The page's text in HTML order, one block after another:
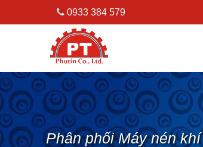
0933 384 579
Phân phối Máy nén
Previous